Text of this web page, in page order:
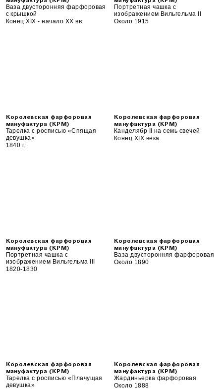
Ваза двусторонняя фарфоровая
с крышкой
Конец XIX - начало XX вв.
Портретная чашка с
изображением Вильгельма II
Около 1915
Королевская фарфоровая
мануфактура (KPM)
Тарелка с росписью «Спящая
девушка»
1840 г.
Королевская фарфоровая
мануфактура (KPM)
Канделябр II на семь свечей
Конец XIX века
Королевская фарфоровая
мануфактура (KPM)
Портретная чашка с
изображением Вильгельма III
1820-1830
Королевская фарфоровая
мануфактура (KPM)
Ваза двусторонняя фарфоровая
Около 1890
Королевская фарфоровая
мануфактура (KPM)
Тарелка с росписью «Плачущая
девушка»
Королевская фарфоровая
мануфактура (KPM)
Жардиньерка фарфоровая
Около 1888